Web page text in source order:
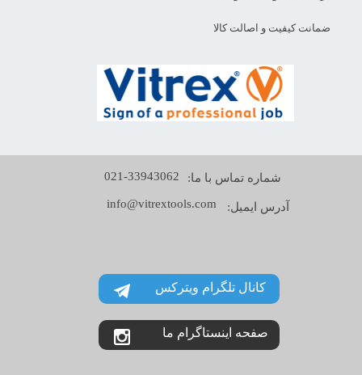
ضمانت کیفیت و اصالت کالا
شماره تماس با ما: 021-33943062
آدرس ایمیل: info@vitrextools.com
کانال تلگرام ویترکس
صفحه اینستاگرام ما